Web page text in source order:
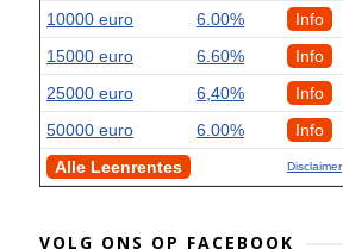
10000 euro
6.00%
Info
15000 euro
6.60%
Info
25000 euro
6,40%
Info
50000 euro
6.00%
Info
Alle Leenrentes
Disclaimer
VOLG ONS OP FACEBOOK